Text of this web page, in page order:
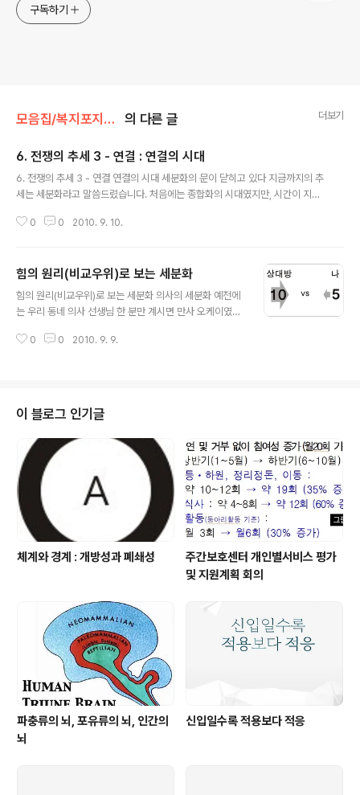
구독하기
모음집/복지포지셔닝 의 다른 글 더보기
6. 전쟁의 추세 3 - 연결 : 연결의 시대
6. 전쟁의 추세 3 - 연결 연결의 시대 세분화의 문이 닫히고 있다 지금까지의 추
세는 세분화라고 말씀드렸습니다. 처음에는 종합화의 시대였지만, 시간이 지나
을 가질 수 있기 때문입니다. 하지만 어디까지 세분화할 수 있..
0 0 2010. 9. 10.
힘의 원리(비교우위)로 보는 세분화
힘의 원리(비교우위)로 보는 세분화 의사의 세분화 예전에
는 우리 동네 의사 선생님 한 분만 계시면 만사 오케이였습
기 시작했습니다. 외과, 소아과, 이비인후과, 내과, 치과, 안
0 0 2010. 9. 9.
이 블로그 인기글
체계와 경계 : 개방성과 폐쇄성
주간보호센터 개인별서비스 평가
및 지원계획 회의
파충류의 뇌, 포유류의 뇌, 인간의
뇌
신입일수록 적용보다 적응